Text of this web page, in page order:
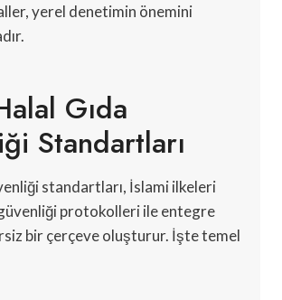
yerel denetimin önemini
Gıda
Standartları
standartları, İslami ilkeleri
protokolleri ile entegre
bir çerçeve oluşturur. İşte temel